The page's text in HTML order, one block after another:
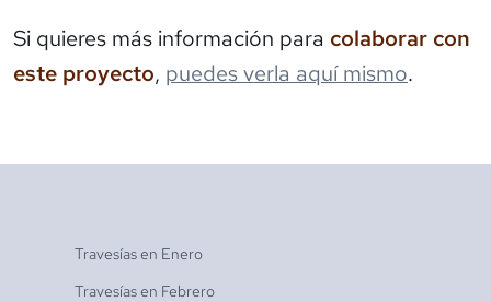
Si quieres más información para colaborar con
este proyecto, puedes verla aquí mismo.
Travesías en Enero
Travesías en Febrero